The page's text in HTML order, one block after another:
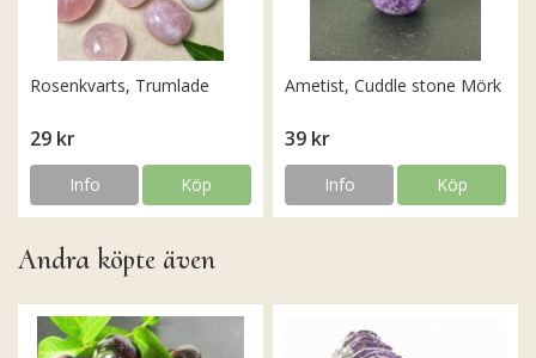
Rosenkvarts, Trumlade
29 kr
Info Köp
Ametist, Cuddle stone Mörk
39 kr
Info Köp
Andra köpte även